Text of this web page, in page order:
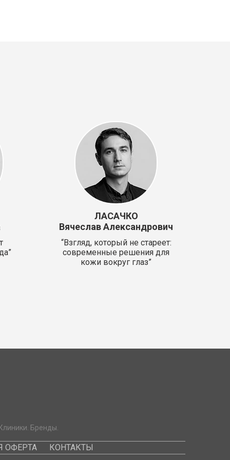
ЛАСАЧКО
Вячеслав Александрович
“Взгляд, который не стареет:
современные решения для
кожи вокруг глаз”
Бренды.
ОФЕРТА КОНТАКТЫ